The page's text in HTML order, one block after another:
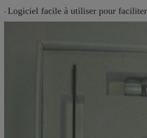
- Logiciel facile à utiliser pour